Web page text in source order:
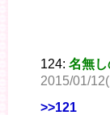
124: 名無
2015/01/
>>121